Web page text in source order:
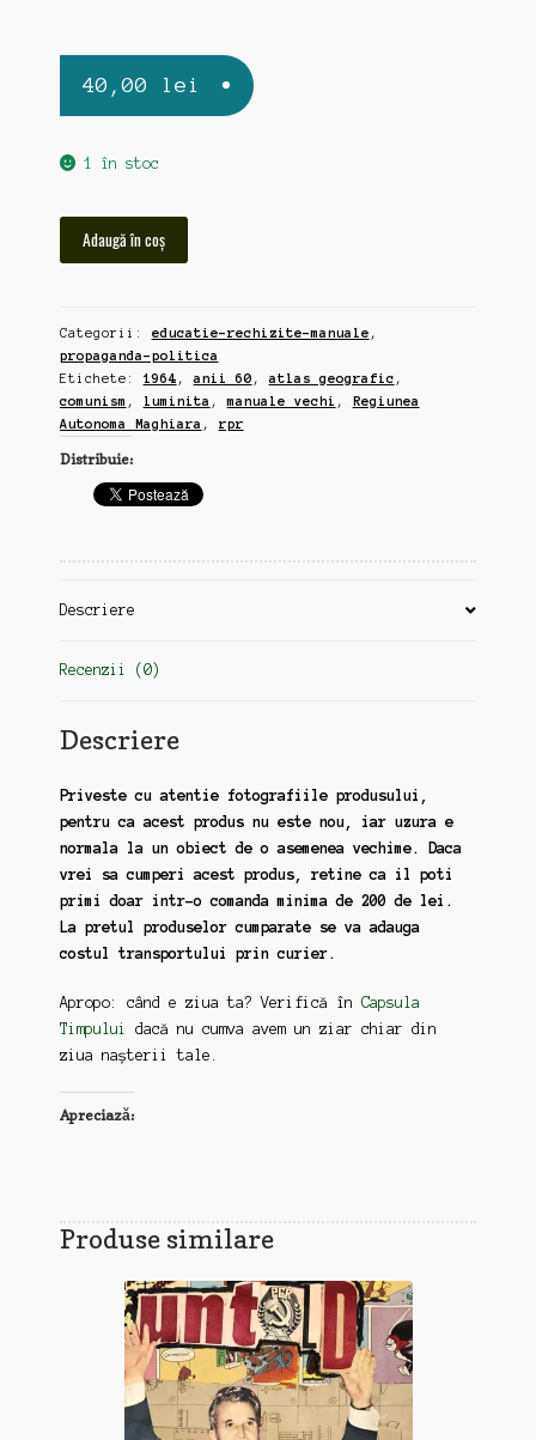
40,00 lei
1 în stoc
RPR,
Regiunea
Autonoma
Maghiara,
eticheta
Luminita,
stare
Adaugă în coș
Categorii: educatie-rechizite-manuale ,
propaganda-politica
Etichete: 1964 ,anii 60 ,atlas geografic ,
comunism , luminita ,manuale vechi , Regiunea
Autonoma Maghiara , rpr
Distribuie:
Descriere
Recenzii (0)
Descriere
Priveste cu atentie fotografiile produsului,
pentru ca acest produs nu este nou, iar uzura e
normala la un obiect de o asemenea vechime. Daca
vrei sa cumperi acest produs, retine ca il poti
primi doar intr-o comanda minima de 200 de lei.
La pretul produselor cumparate se va adauga
costul transportului prin curier.
Apropo: când e ziua ta? Verifică în Capsula
Timpului
dacă nu cumva avem un ziar chiar din
ziua nașterii tale.
Apreciază:
Produse similare